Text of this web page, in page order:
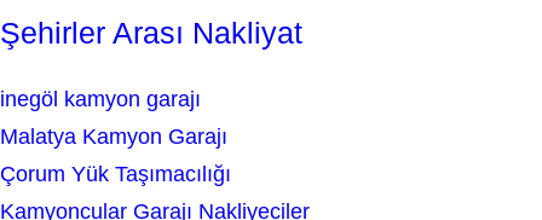
Şehirler Arası Nakliyat
inegöl kamyon garajı
Malatya Kamyon Garajı
Çorum Yük Taşımacılığı
Kamyoncular Garajı Nakliyeciler